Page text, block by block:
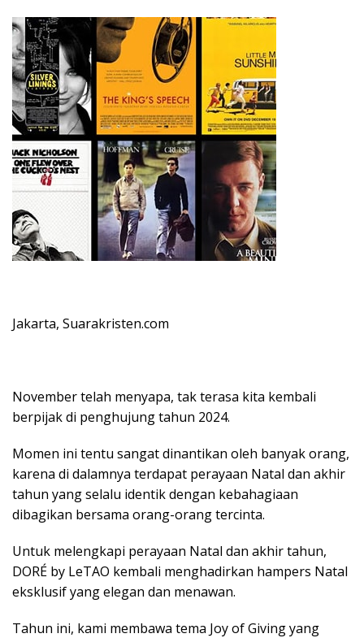
Jakarta, Suarakristen.com
November telah menyapa, tak terasa kita kembali
berpijak di penghujung tahun 2024.
Momen ini tentu sangat dinantikan oleh banyak orang,
karena di dalamnya terdapat perayaan Natal dan akhir
tahun yang selalu identik dengan kebahagiaan
dibagikan bersama orang-orang tercinta.
Untuk melengkapi perayaan Natal dan akhir tahun,
DORÉ by LeTAO kembali menghadirkan hampers Natal
eksklusif yang elegan dan menawan.
Tahun ini, kami membawa tema Joy of Giving yang